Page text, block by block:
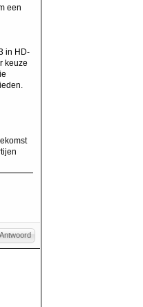
een
in HD-
keuze
Antwoord